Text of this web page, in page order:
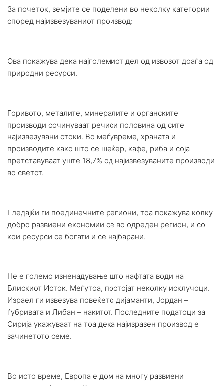
За почеток, земјите се поделени во неколку категории
според најизвезуваниот производ:
Ова покажува дека најголемиот дел од извозот доаѓа од
природни ресурси.
Горивото, металите, минералите и органските
производи сочинуваат речиси половина од сите
најизвезувани стоки. Во меѓувреме, храната и
производите како што се шеќер, кафе, риба и соја
претставуваат уште 18,7% од најизвезуваните производи
во светот.
Гледајќи ги поединечните региони, тоа покажува колку
добро развиени економии се во одреден регион, и со
кои ресурси се богати и се најбарани.
Не е големо изненадување што нафтата води на
Блискиот Исток. Меѓутоа, постојат неколку исклучоци.
Израел ги извезува повеќето дијаманти, Јордан –
ѓубривата и Либан – накитот. Последните податоци за
Сирија укажуваат на тоа дека најизразен производ е
зачинетото семе.
Во исто време, Европа е дом на многу развиени